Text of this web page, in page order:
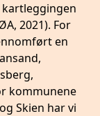
2021). For
en
kommunene
Skien har vi